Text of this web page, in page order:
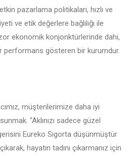
pazarlama politikaları, hızlı ve
ve etik değerlere bağlılığı ile
ekonomik konjonktürlerinde dahi,
performans gösteren bir kurumdur.
müşterilerimize daha iyi
“Aklınızı sadece güzel
Eureko Sigorta düşünmüştür
hayatın tadını çıkarmanız için